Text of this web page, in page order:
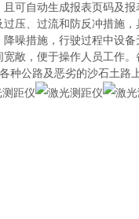
可自动生成报表页码及
压、过流和防反冲措施，
噪措施，行驶过程中设备
敞，便于操作人员工作。
种公路及恶劣的沙石土路